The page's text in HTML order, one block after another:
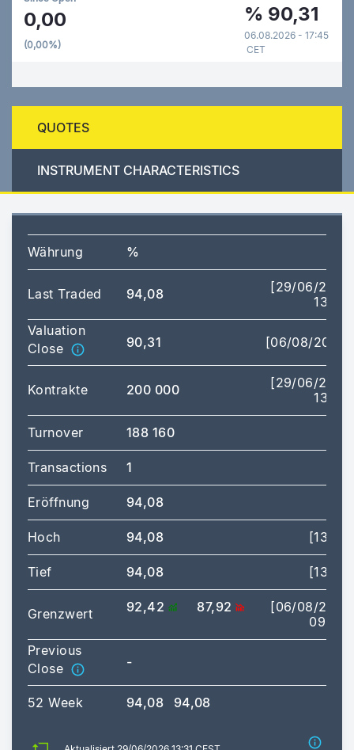
0,00
(0,00%)
% 90,31
06.08.2026 - 17:45
CET
QUOTES
INSTRUMENT CHARACTERISTICS
Währung %
Last Traded 94,08
[29/06/2026
13:31]
Valuation
Close
90,31 [06/08/2026]
Kontrakte 200 000
[29/06/2026
13:31]
Turnover 188 160
Transactions 1
Eröffnung 94,08
Hoch 94,08 [13:31]
Tief 94,08 [13:31]
Grenzwert 92,42 87,92
[06/08/2026
09:00]
Previous
Close
-
52 Week 94,08 94,08